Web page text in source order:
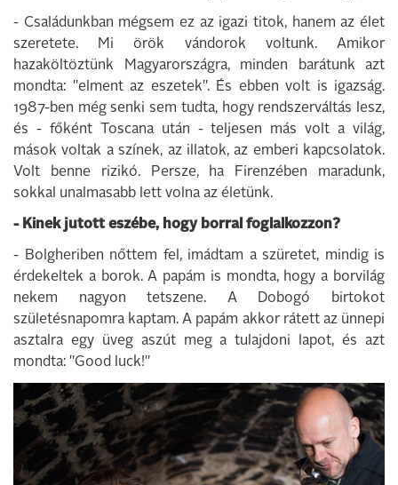
- Családunkban mégsem ez az igazi titok, hanem az élet
szeretete. Mi örök vándorok voltunk. Amikor
hazaköltöztünk Magyarországra, minden barátunk azt
mondta: "elment az eszetek". És ebben volt is igazság.
1987-ben még senki sem tudta, hogy rendszerváltás lesz,
és - főként Toscana után - teljesen más volt a világ,
mások voltak a színek, az illatok, az emberi kapcsolatok.
Volt benne rizikó. Persze, ha Firenzében maradunk,
sokkal unalmasabb lett volna az életünk.
- Kinek jutott eszébe, hogy borral foglalkozzon?
- Bolgheriben nőttem fel, imádtam a szüretet, mindig is
érdekeltek a borok. A papám is mondta, hogy a borvilág
nekem nagyon tetszene. A Dobogó birtokot
születésnapomra kaptam. A papám akkor rátett az ünnepi
asztalra egy üveg aszút meg a tulajdoni lapot, és azt
mondta: "Good luck!"